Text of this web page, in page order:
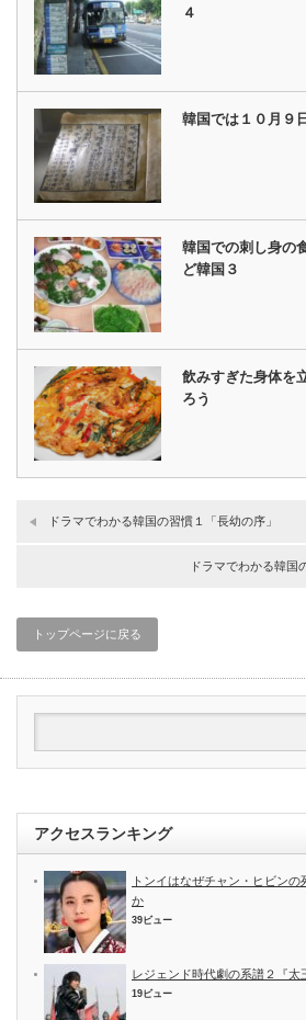
４
韓国では１０月９
韓国での刺し身の
ど韓国３
飲みすぎた身体を
ろう
ドラマでわかる韓国の習慣１「長幼の序」
ドラマでわかる韓国
トップページに戻る
アクセスランキング
トンイはなぜチャン・ヒビン
か
39ビュー
レジェンド時代劇の系譜２『太
19ビュー